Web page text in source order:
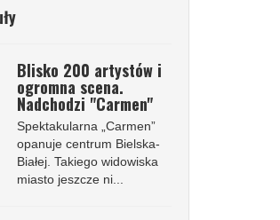
Blisko 200 artystów i
ogromna scena.
Nadchodzi "Carmen"
Spektakularna „Carmen”
opanuje centrum Bielska-
Białej. Takiego widowiska
miasto jeszcze ni...